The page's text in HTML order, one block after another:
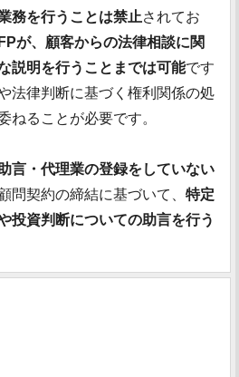
務を行うことは禁止されてお
が、顧客からの法律相談に関
説明を行うことまでは可能です
法律判断に基づく権利関係の処
ねることが必要です。
言・代理業の登録をしていない
問契約の締結に基づいて、 特定
投資判断についての助言を行う